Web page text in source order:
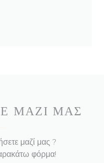
ΜΑΖΊ ΜΑΣ
μαζί μας ?
φόρμα!